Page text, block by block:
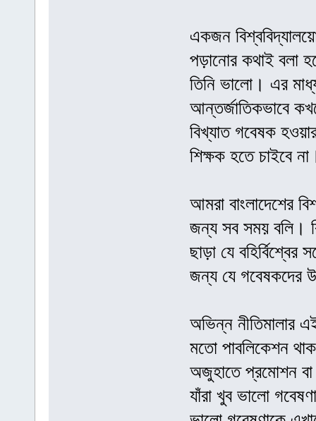
একজন
পড়ানোর কথাই বলা
তিনি ভালো। এর
আন্তর্জাতিকভাবে
বিখ্যাত গবেষক
শিক্ষক হতে চাইবে
আমরা বাংলাদেশের
জন্য সব সময় বলি।
ছাড়া যে
জন্য যে গবেষকদের
অভিন্ন নীতিমালার
মতো পাবলিকেশন
অজুহাতে প্রমোশন
যাঁরা খুব ভালো